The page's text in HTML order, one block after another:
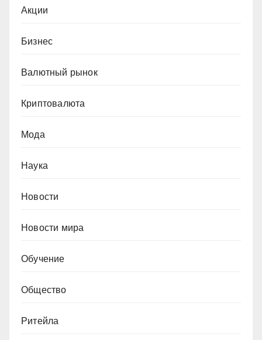
Акции
Бизнес
Валютный рынок
Криптовалюта
Мода
Наука
Новости
Новости мира
Обучение
Общество
Ритейла